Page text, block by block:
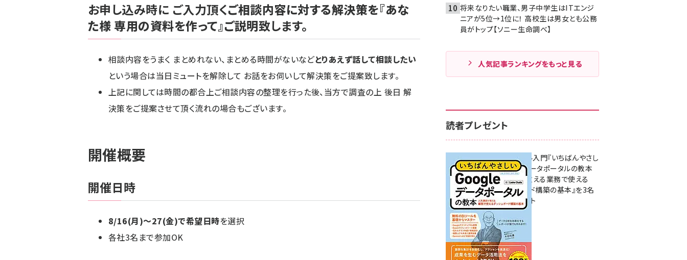
お申し込み時に ご入力頂くご相談内容に対する解決策を『あな
た様 専用の資料を作って』ご説明致します。
相談内容をうまく まとめれない、まとめる時間がないなどとりあえず話して相談したい
という場合は当日ミュートを解除して お話をお伺いして解決策をご提案致します。
上記に関しては時間の都合上ご相談内容の整理を行った後、当方で調査の上 後日 解
決策をご提案させて頂く流れの場合もございます。
開催概要
開催日時
8/16(月)～27(金)で希望日時を選択
各社3名まで参加OK
将来なりたい職業、男子中学生はITエンジ
ニアが5位→1位に！ 高校生は男女とも公務
員がトップ【ソニー生命調べ】
人気記事ランキングをもっと見る
読者プレゼント
無料BIツール入門『いちばんやさし
いGoogleデータポータルの教本
人気講師が教える業務で使える
ダッシュボード構築の基本』を3名
様にプレゼント
7月31日 10:00